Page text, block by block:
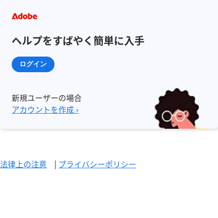
ヘルプをすばやく簡単に入手
ログイン
新規ユーザーの場合
アカウントを作成 ›
法律上の注意 | プライバシーポリシー